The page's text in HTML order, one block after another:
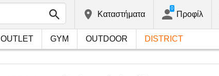
Kαταστήματα Προφίλ
0
OUTLET GYM OUTDOOR DISTRICT